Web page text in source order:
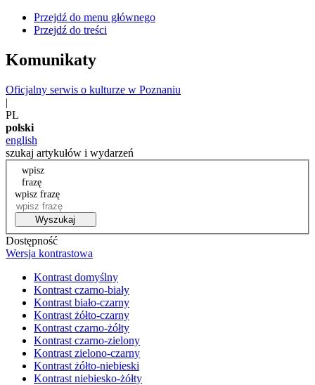
Przejdź do menu głównego
Przejdź do treści
Komunikaty
Oficjalny serwis o kulturze w Poznaniu
|
PL
polski
english
szukaj artykułów i wydarzeń
wpisz
frazę
wpisz frazę
Wyszukaj
Dostępność
Wersja kontrastowa
Kontrast domyślny
Kontrast czarno-biały
Kontrast biało-czarny
Kontrast żółto-czarny
Kontrast czarno-żółty
Kontrast czarno-zielony
Kontrast zielono-czarny
Kontrast żółto-niebieski
Kontrast niebiesko-żółty